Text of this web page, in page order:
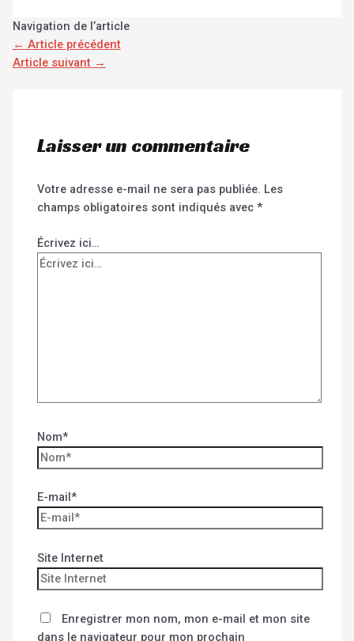
Navigation de l’article
← Article précédent
Article suivant →
Laisser un commentaire
Votre adresse e-mail ne sera pas publiée. Les
champs obligatoires sont indiqués avec*
Écrivez ici…
Nom*
E-mail*
Site Internet
Enregistrer mon nom, mon e-mail et mon site
dans le navigateur pour mon prochain